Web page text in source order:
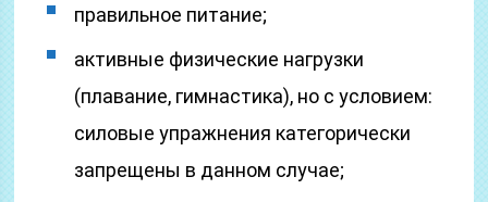
правильное питание;
активные физические нагрузки
(плавание, гимнастика), но с условием:
силовые упражнения категорически
запрещены в данном случае;